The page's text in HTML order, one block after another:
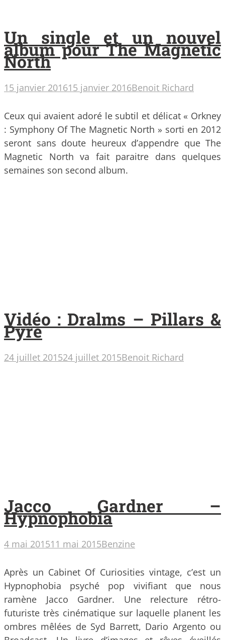
Un single et un nouvel
album pour The Magnetic
North
15 janvier 201615 janvier 2016Benoit Richard
Ceux qui avaient adoré le subtil et délicat « Orkney
: Symphony Of The Magnetic North » sorti en 2012
seront sans doute heureux d’appendre que The
Magnetic North va fait paraitre dans quelques
semaines son second album.
Vidéo : Dralms – Pillars &
Pyre
24 juillet 201524 juillet 2015Benoit Richard
Jacco Gardner –
Hypnophobia
4 mai 201511 mai 2015Benzine
Après un Cabinet Of Curiosities vintage, c’est un
Hypnophobia psyché pop vivifiant que nous
ramène Jacco Gardner. Une relecture rétro-
futuriste très cinématique sur laquelle planent les
ombres mêlées de Syd Barrett, Dario Argento ou